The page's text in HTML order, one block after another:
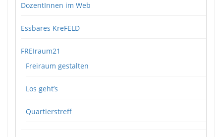
DozentInnen im Web
Essbares KreFELD
FREIraum21
Freiraum gestalten
Los geht’s
Quartierstreff